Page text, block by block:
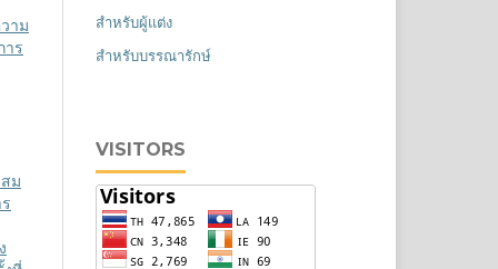
าม
าร
ม
สำหรับผู้แต่ง
สำหรับบรรณารักษ์
VISITORS